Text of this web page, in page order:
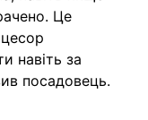
Це
навіть за
посадовець.